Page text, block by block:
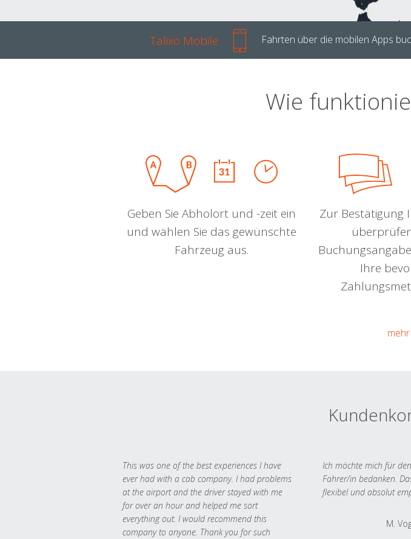
Talixo Mobile Fahrten über die mobilen Apps
Wie
Geben Sie Abholort und -zeit ein
und wählen Sie das gewünschte
Fahrzeug aus.
Zur Bestätigung
Ihre
mehr
This was one of the best experiences I have
ever had with a cab company. I had problems
at the airport and the driver stayed with me
for over an hour and helped me sort
everything out. I would recommend this
company to anyone. Thank you for such
Ich möchte mich für
Fahrer/in bedanken.
flexibel und absolut
M.